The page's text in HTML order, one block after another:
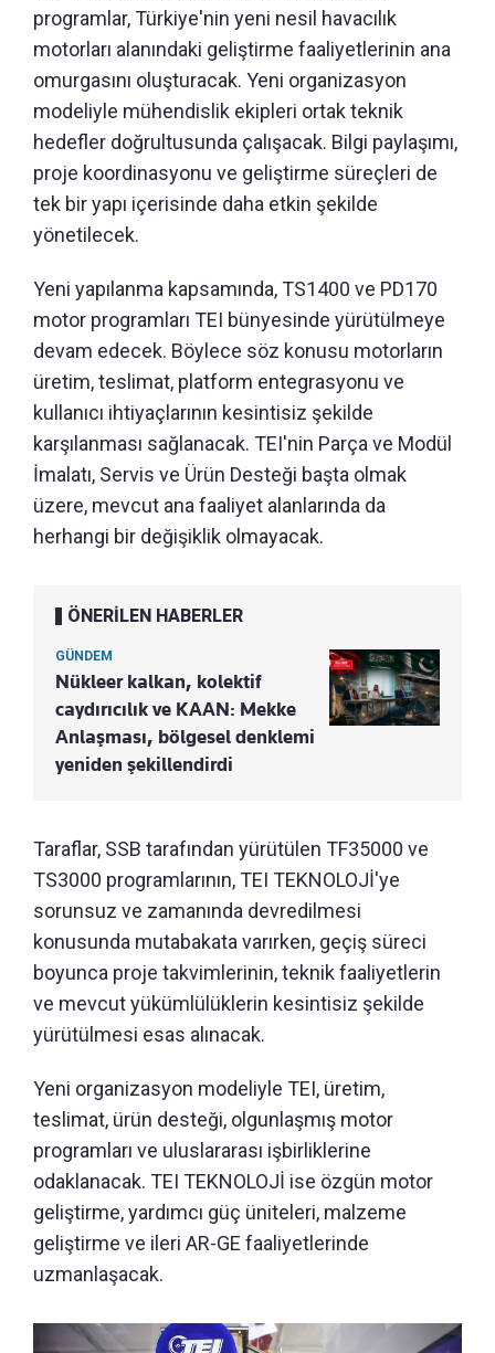
programlar, Türkiye'nin yeni nesil havacılık
motorları alanındaki geliştirme faaliyetlerinin ana
omurgasını oluşturacak. Yeni organizasyon
modeliyle mühendislik ekipleri ortak teknik
hedefler doğrultusunda çalışacak. Bilgi paylaşımı,
proje koordinasyonu ve geliştirme süreçleri de
tek bir yapı içerisinde daha etkin şekilde
yönetilecek.
Yeni yapılanma kapsamında, TS1400 ve PD170
motor programları TEI bünyesinde yürütülmeye
devam edecek. Böylece söz konusu motorların
üretim, teslimat, platform entegrasyonu ve
kullanıcı ihtiyaçlarının kesintisiz şekilde
karşılanması sağlanacak. TEI'nin Parça ve Modül
İmalatı, Servis ve Ürün Desteği başta olmak
üzere, mevcut ana faaliyet alanlarında da
herhangi bir değişiklik olmayacak.
ÖNERİLEN HABERLER
GÜNDEM
Nükleer kalkan, kolektif
caydırıcılık ve KAAN: Mekke
Anlaşması, bölgesel denklemi
yeniden şekillendirdi
Taraflar, SSB tarafından yürütülen TF35000 ve
TS3000 programlarının, TEI TEKNOLOJİ'ye
sorunsuz ve zamanında devredilmesi
konusunda mutabakata varırken, geçiş süreci
boyunca proje takvimlerinin, teknik faaliyetlerin
ve mevcut yükümlülüklerin kesintisiz şekilde
yürütülmesi esas alınacak.
Yeni organizasyon modeliyle TEI, üretim,
teslimat, ürün desteği, olgunlaşmış motor
programları ve uluslararası işbirliklerine
odaklanacak. TEI TEKNOLOJİ ise özgün motor
geliştirme, yardımcı güç üniteleri, malzeme
geliştirme ve ileri AR-GE faaliyetlerinde
uzmanlaşacak.